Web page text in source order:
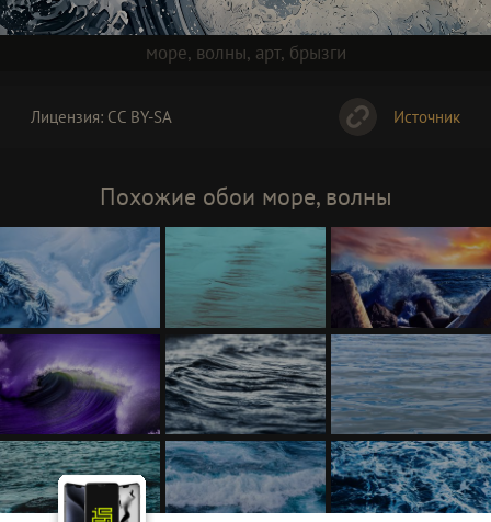
море, волны, арт, брызги
Лицензия: CC BY-SA Источник
Похожие обои море, волны